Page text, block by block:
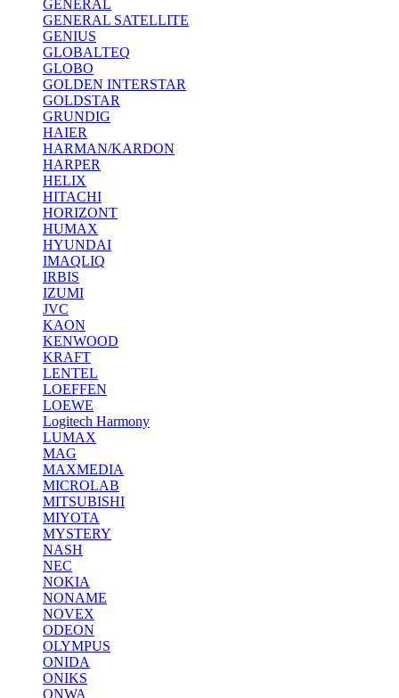
GENERAL
GENERAL SATELLITE
GENIUS
GLOBALTEQ
GLOBO
GOLDEN INTERSTAR
GOLDSTAR
GRUNDIG
HAIER
HARMAN/KARDON
HARPER
HELIX
HITACHI
HORIZONT
HUMAX
HYUNDAI
IMAQLIQ
IRBIS
IZUMI
JVC
KAON
KENWOOD
KRAFT
LENTEL
LOEFFEN
LOEWE
Logitech Harmony
LUMAX
MAG
MAXMEDIA
MICROLAB
MITSUBISHI
MIYOTA
MYSTERY
NASH
NEC
NOKIA
NONAME
NOVEX
ODEON
OLYMPUS
ONIDA
ONIKS
ONWA